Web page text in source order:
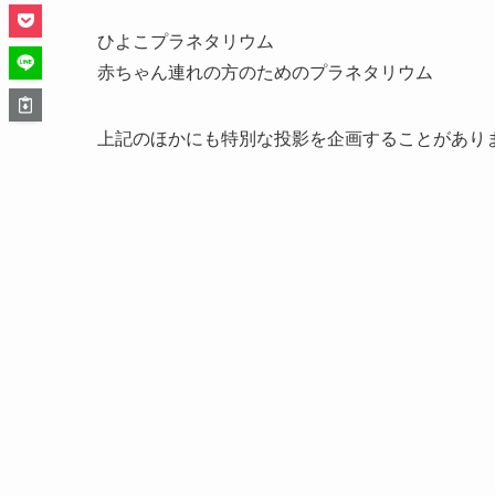
ひよこプラネタリウム
赤ちゃん連れの方のためのプラネタリウム
上記のほかにも特別な投影を企画することがあり